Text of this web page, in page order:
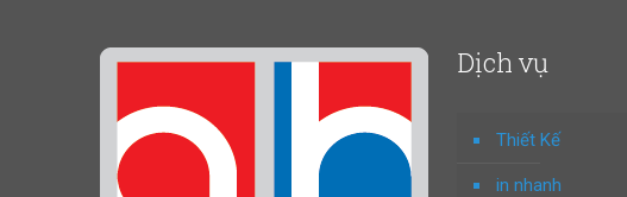
Dịch vụ
Thiết Kế
in nhanh